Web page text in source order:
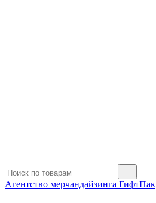
Агентство мерчандайзинга ГифтПак